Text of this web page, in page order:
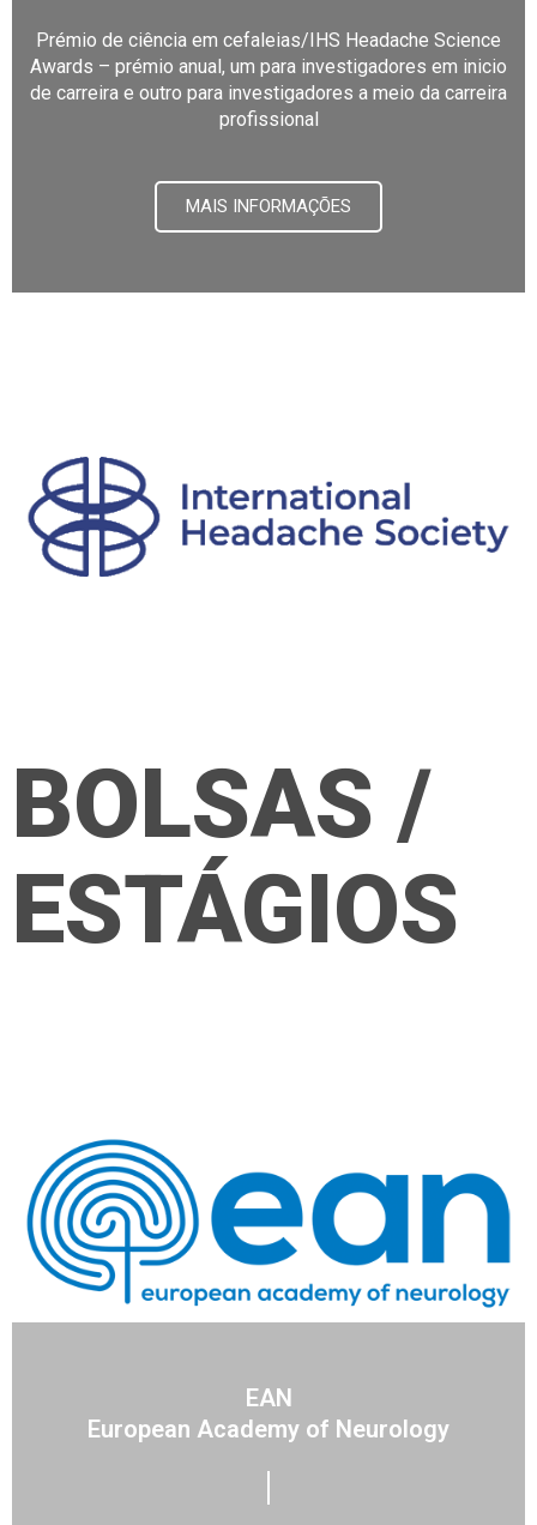
Prémio de ciência em cefaleias/IHS Headache Science
Awards – prémio anual, um para investigadores em inicio
de carreira e outro para investigadores a meio da carreira
profissional
MAIS INFORMAÇÕES
BOLSAS /
ESTÁGIOS
EAN
European Academy of Neurology